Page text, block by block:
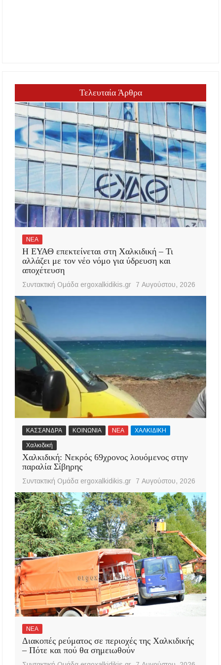
Τελευταία Άρθρα
ΝΕΑ
Η ΕΥΑΘ επεκτείνεται στη Χαλκιδική – Τι
αλλάζει με τον νέο νόμο για ύδρευση και
αποχέτευση
Συντακτική Ομάδα ergoxalkidikis.gr 7 Αυγούστου, 2026
ΚΑΣΣΑΝΔΡΑ ΚΟΙΝΩΝΙΑ ΝΕΑ ΧΑΛΚΙΔΙΚΗ
Χαλκιδική
Χαλκιδική: Νεκρός 69χρονος λουόμενος στην
παραλία Σίβηρης
Συντακτική Ομάδα ergoxalkidikis.gr 7 Αυγούστου, 2026
ΝΕΑ
Διακοπές ρεύματος σε περιοχές της Χαλκιδικής
– Πότε και πού θα σημειωθούν